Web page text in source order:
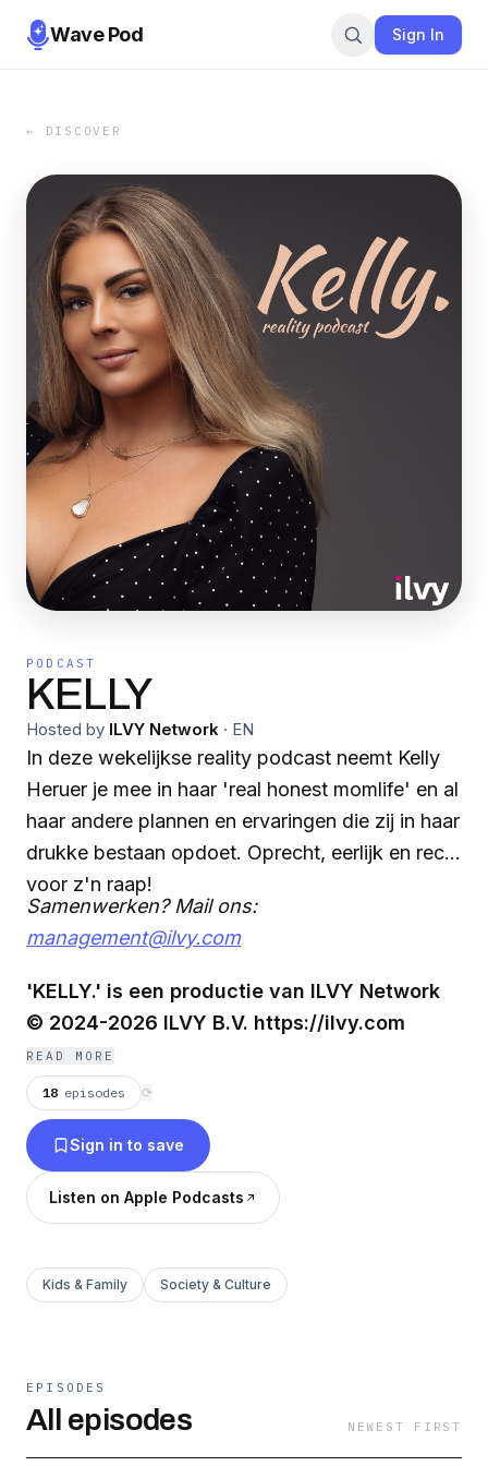
Wave Pod Sign In
← DISCOVER
PODCAST
KELLY
Hosted by ILVY Network · EN
In deze wekelijkse reality podcast neemt Kelly
Heruer je mee in haar 'real honest momlife' en al
haar andere plannen en ervaringen die zij in haar
drukke bestaan opdoet. Oprecht, eerlijk en recht
voor z'n raap!
Samenwerken? Mail ons:
management@ilvy.com
'KELLY.' is een productie van ILVY Network
©️ 2024-2026 ILVY B.V. https://ilvy.com
READ MORE
18 episodes ⟳
Sign in to save
Listen on Apple Podcasts
Kids & Family Society & Culture
EPISODES
All episodes NEWEST FIRST